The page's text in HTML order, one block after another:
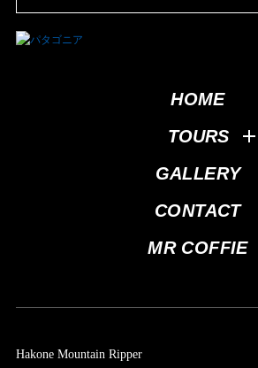
HOME
TOURS
GALLERY
CONTACT
MR COFFIE
Hakone Mountain Ripper